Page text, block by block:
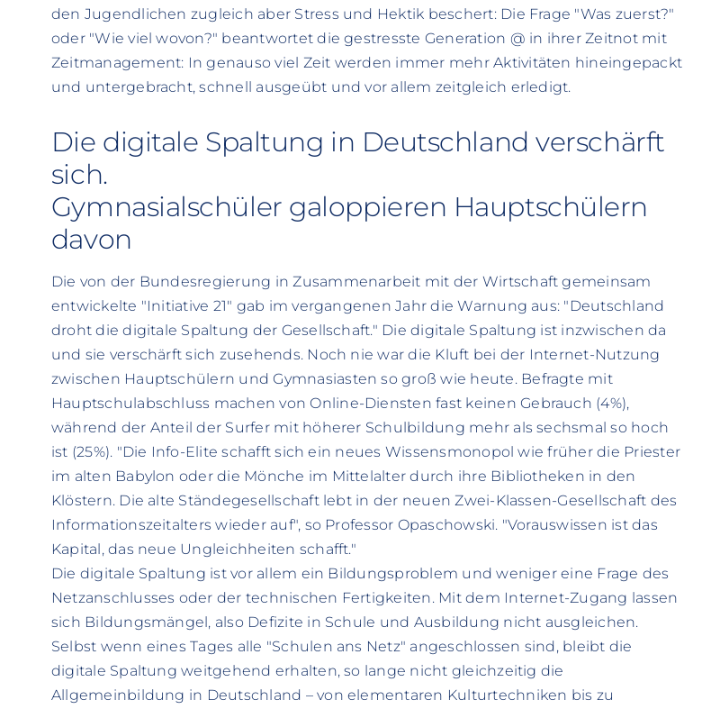
den Jugendlichen zugleich aber Stress und Hektik beschert: Die Frage "Was zuerst?"
oder "Wie viel wovon?" beantwortet die gestresste Generation @ in ihrer Zeitnot mit
Zeitmanagement: In genauso viel Zeit werden immer mehr Aktivitäten hineingepackt
und untergebracht, schnell ausgeübt und vor allem zeitgleich erledigt.
Die digitale Spaltung in Deutschland verschärft
sich.
Gymnasialschüler galoppieren Hauptschülern
davon
Die von der Bundesregierung in Zusammenarbeit mit der Wirtschaft gemeinsam
entwickelte "Initiative 21" gab im vergangenen Jahr die Warnung aus: "Deutschland
droht die digitale Spaltung der Gesellschaft." Die digitale Spaltung ist inzwischen da
und sie verschärft sich zusehends. Noch nie war die Kluft bei der Internet-Nutzung
zwischen Hauptschülern und Gymnasiasten so groß wie heute. Befragte mit
Hauptschulabschluss machen von Online-Diensten fast keinen Gebrauch (4%),
während der Anteil der Surfer mit höherer Schulbildung mehr als sechsmal so hoch
ist (25%). "Die Info-Elite schafft sich ein neues Wissensmonopol wie früher die Priester
im alten Babylon oder die Mönche im Mittelalter durch ihre Bibliotheken in den
Klöstern. Die alte Ständegesellschaft lebt in der neuen Zwei-Klassen-Gesellschaft des
Informationszeitalters wieder auf", so Professor Opaschowski. "Vorauswissen ist das
Kapital, das neue Ungleichheiten schafft."
Die digitale Spaltung ist vor allem ein Bildungsproblem und weniger eine Frage des
Netzanschlusses oder der technischen Fertigkeiten. Mit dem Internet-Zugang lassen
sich Bildungsmängel, also Defizite in Schule und Ausbildung nicht ausgleichen.
Selbst wenn eines Tages alle "Schulen ans Netz" angeschlossen sind, bleibt die
digitale Spaltung weitgehend erhalten, so lange nicht gleichzeitig die
Allgemeinbildung in Deutschland – von elementaren Kulturtechniken bis zu